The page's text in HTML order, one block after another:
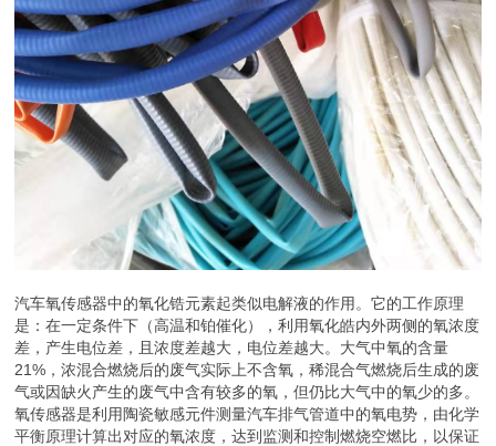
汽车氧传感器中的氧化锆元素起类似电解液的作用。它的工作原理
是：在一定条件下（高温和铂催化），利用氧化皓内外两侧的氧浓度
差，产生电位差，且浓度差越大，电位差越大。大气中氧的含量
21%，浓混合燃烧后的废气实际上不含氧，稀混合气燃烧后生成的废
气或因缺火产生的废气中含有较多的氧，但仍比大气中的氧少的多。
氧传感器是利用陶瓷敏感元件测量汽车排气管道中的氧电势，由化学
平衡原理计算出对应的氧浓度，达到监测和控制燃烧空燃比，以保证